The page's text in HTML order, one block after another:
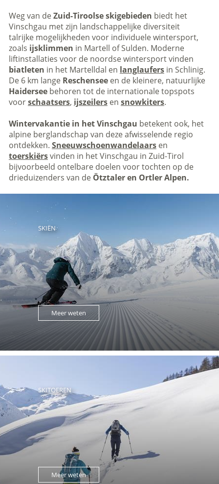
Weg van deZuid-Tiroolse skigebieden biedt het
Vinschgau met zijn landschappelijke diversiteit
talrijke mogelijkheden voor individuele wintersport,
zoals ijsklimmen in Martell of Sulden. Moderne
liftinstallaties voor de noordse wintersport vinden
biatleten in het Martelldal en langlaufers in Schlinig.
De 6 km lange Reschensee en de kleinere, natuurlijke
Haidersee behoren tot de internationale topspots
voorschaatsers, ijszeilers en snowkiters.
Wintervakantie in het Vinschgau betekent ook, het
alpine berglandschap van deze afwisselende regio
ontdekken. Sneeuwschoenwandelaars en
toerskiërsvinden in het Vinschgau in Zuid-Tirol
bijvoorbeeld ontelbare doelen voor tochten op de
drieduizenders van deÖtztaler en Ortler Alpen.
SKIËN
Meer weten
SKITOEREN
Meer weten